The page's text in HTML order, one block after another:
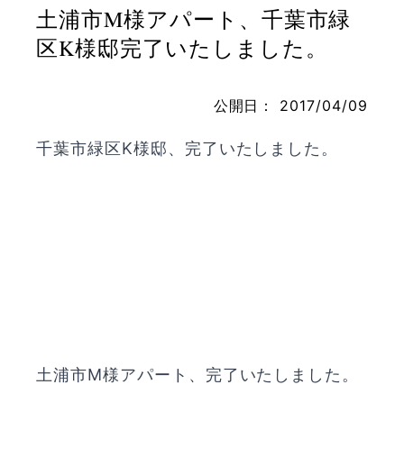
お問い合わせ
土浦市M様アパート、千葉市緑
区K様邸完了いたしました。
公開日： 2017/04/09
千葉市緑区K様邸、完了いたしました。
土浦市M様アパート、完了いたしました。